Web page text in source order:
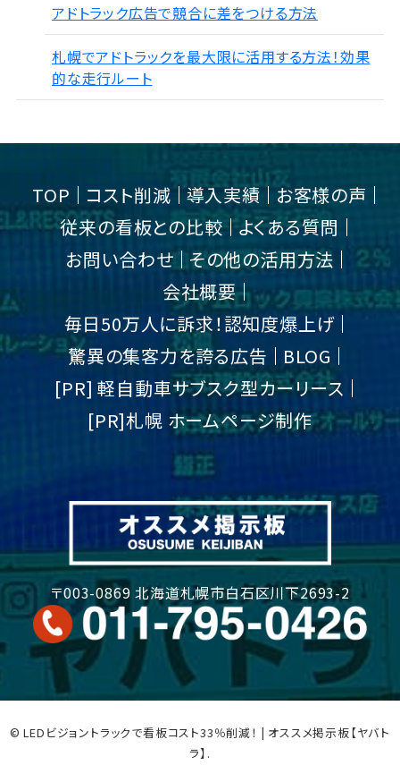
アドトラック広告で競合に差をつける方法
札幌でアドトラックを最大限に活用する方法！効果
的な走行ルート
TOP コスト削減 導入実績
お客様の声
従来の看板との比較 よくある質問
お問い合わせ
その他の活用方法
会社概要
毎日50万人に訴求！認知度爆上げ
驚異の集客力を誇る広告
BLOG
[PR] 軽自動車サブスク型カーリース
[PR]札幌 ホームページ制作
〒003-0869 北海道札幌市白石区川下2693-2
© LEDビジョントラックで看板コスト33％削減！ | オススメ掲示板【ヤバト
ラ】.